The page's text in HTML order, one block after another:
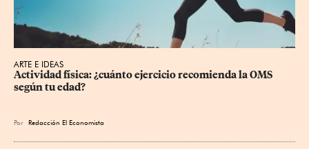
ARTE E IDEAS
Actividad física: ¿cuánto ejercicio recomienda la OMS
según tu edad?
Por Redacción El Economista